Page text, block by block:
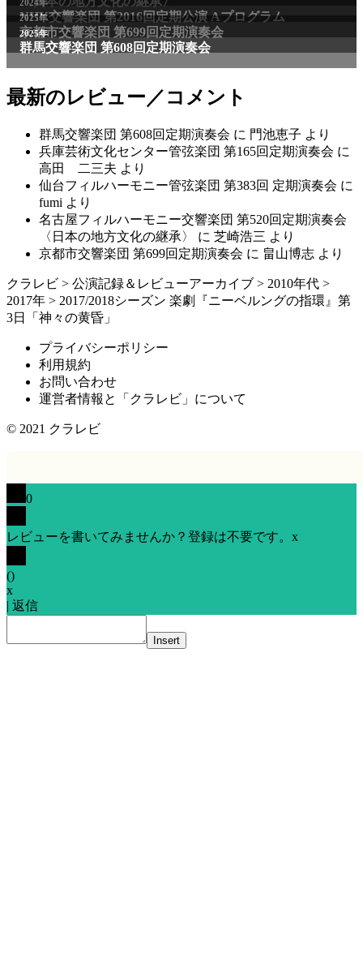
2024年
NHK交響楽団 第2016回定期公演 Aプログラム
2025年
京都市交響楽団 第699回定期演奏会
2025年
群馬交響楽団 第608回定期演奏会
最新のレビュー／コメント
群馬交響楽団 第608回定期演奏会 に 門池恵子 より
兵庫芸術文化センター管弦楽団 第165回定期演奏会 に
高田 二三夫 より
仙台フィルハーモニー管弦楽団 第383回 定期演奏会 に
fumi より
名古屋フィルハーモニー交響楽団 第520回定期演奏会
〈日本の地方文化の継承〉
に 芝崎浩三 より
京都市交響楽団 第699回定期演奏会 に 畠山博志 より
クラレビ > 公演記録＆レビューアーカイブ > 2010年代 >
2017年 > 2017/2018シーズン 楽劇『ニーベルングの指環』第
3日「神々の黄昏」
プライバシーポリシー
利用規約
お問い合わせ
運営者情報と「クラレビ」について
© 2021 クラレビ
0
レビューを書いてみませんか？登録は不要です。 x
()
x
| 返信
Insert